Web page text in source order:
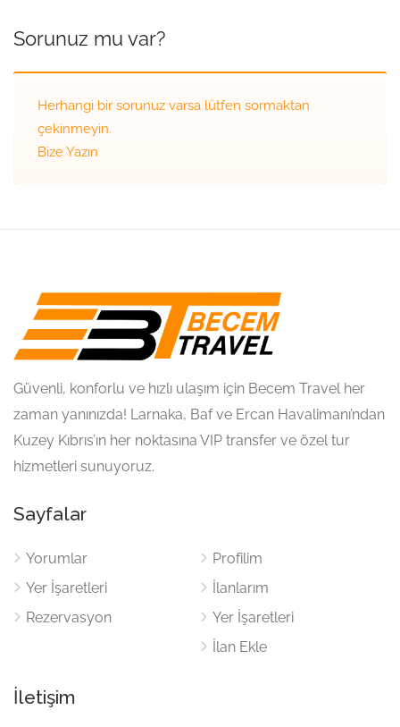
Sorunuz mu var?
Herhangi bir sorunuz varsa lütfen sormaktan
çekinmeyin.
Bize Yazın
Güvenli, konforlu ve hızlı ulaşım için Becem Travel her
zaman yanınızda! Larnaka, Baf ve Ercan Havalimanı’ndan
Kuzey Kıbrıs’ın her noktasına VIP transfer ve özel tur
hizmetleri sunuyoruz.
Sayfalar
Yorumlar
Yer İşaretleri
Rezervasyon
Profilim
İlanlarım
Yer İşaretleri
İlan Ekle
İletişim